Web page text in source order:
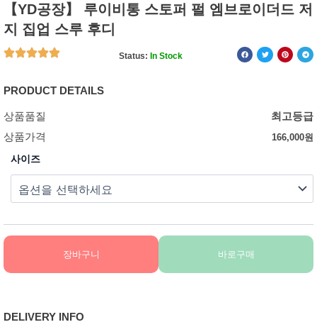
【YD공장】 루이비통 스토퍼 펄 엠브로이더드 저
지 집업 스루 후디
Status: In Stock
PRODUCT DETAILS
상품품질
최고등급
상품가격
166,000원
사이즈
장바구니 바로구매
DELIVERY INFO